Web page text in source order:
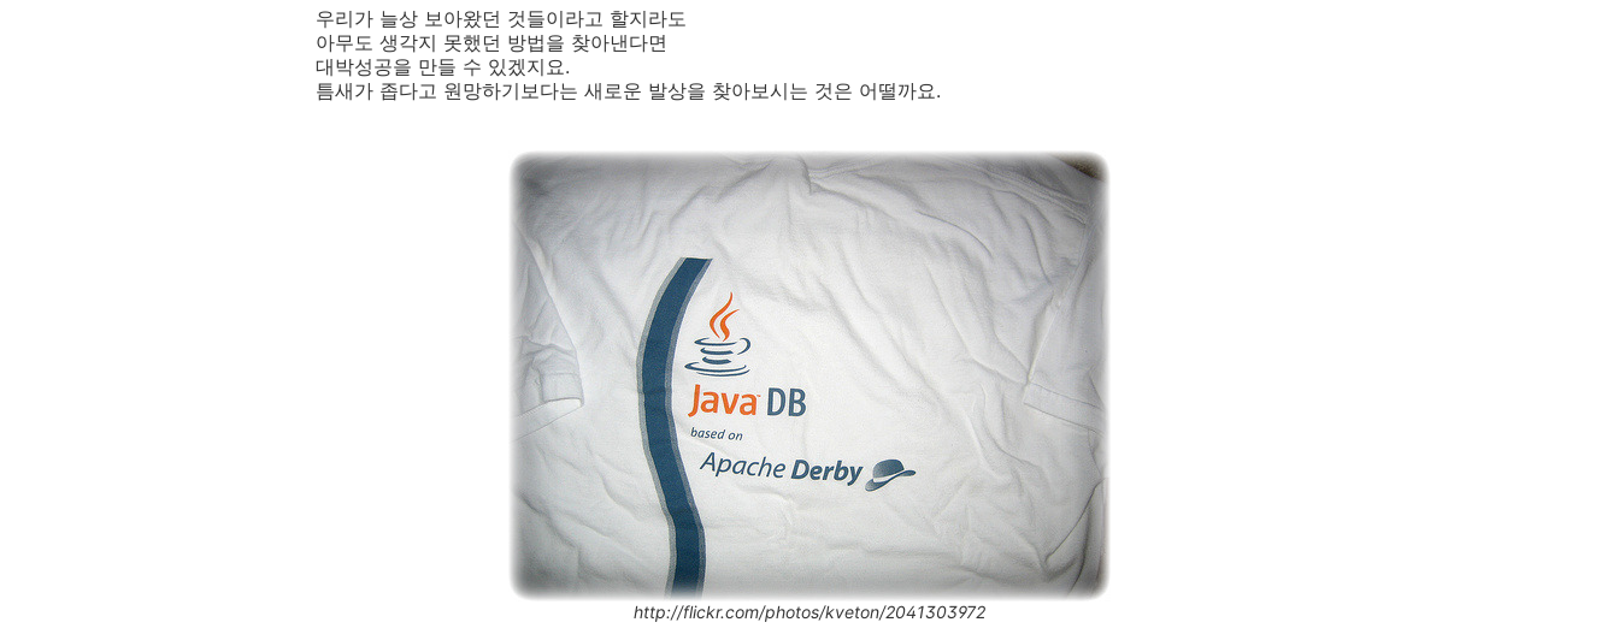
우리가 늘상 보아왔던 것들이라고 할지라도
아무도 생각지 못했던 방법을 찾아낸다면
대박성공을 만들 수 있겠지요.
틈새가 좁다고 원망하기보다는 새로운 발상을 찾아보시는 것은 어떨까요.
http://flickr.com/photos/kveton/2041303972